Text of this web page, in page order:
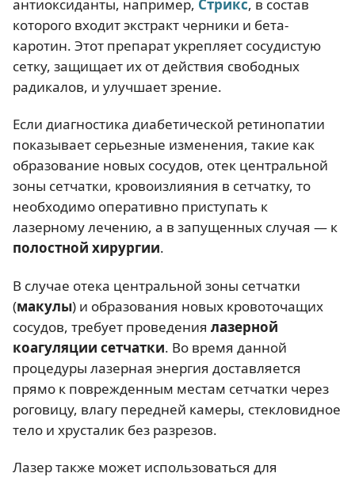
антиоксиданты, например, Стрикс, в состав
которого входит экстракт черники и бета-
каротин. Этот препарат укрепляет сосудистую
сетку, защищает их от действия свободных
радикалов, и улучшает зрение.
Если диагностика диабетической ретинопатии
показывает серьезные изменения, такие как
образование новых сосудов, отек центральной
зоны сетчатки, кровоизлияния в сетчатку, то
необходимо оперативно приступать к
лазерному лечению, а в запущенных случая — к
полостной хирургии.
В случае отека центральной зоны сетчатки
(макулы) и образования новых кровоточащих
сосудов, требует проведения лазерной
коагуляции сетчатки. Во время данной
процедуры лазерная энергия доставляется
прямо к поврежденным местам сетчатки через
роговицу, влагу передней камеры, стекловидное
тело и хрусталик без разрезов.
Лазер также может использоваться для